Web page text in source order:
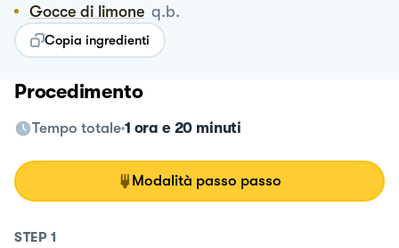
Gocce di limone q.b.
Copia ingredienti
Procedimento
Tempo totale 1 ora e 20 minuti
Modalità passo passo
STEP 1